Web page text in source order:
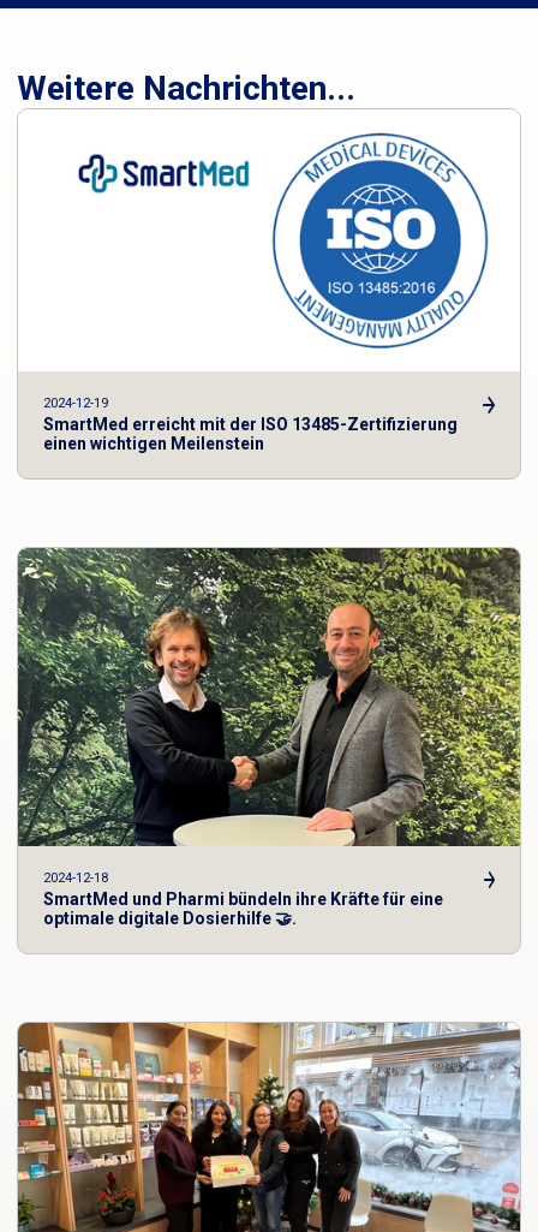
Weitere Nachrichten...
2024-12-19
SmartMed erreicht mit der ISO 13485-Zertifizierung
einen wichtigen Meilenstein
2024-12-18
SmartMed und Pharmi bündeln ihre Kräfte für eine
optimale digitale Dosierhilfe 🤝.